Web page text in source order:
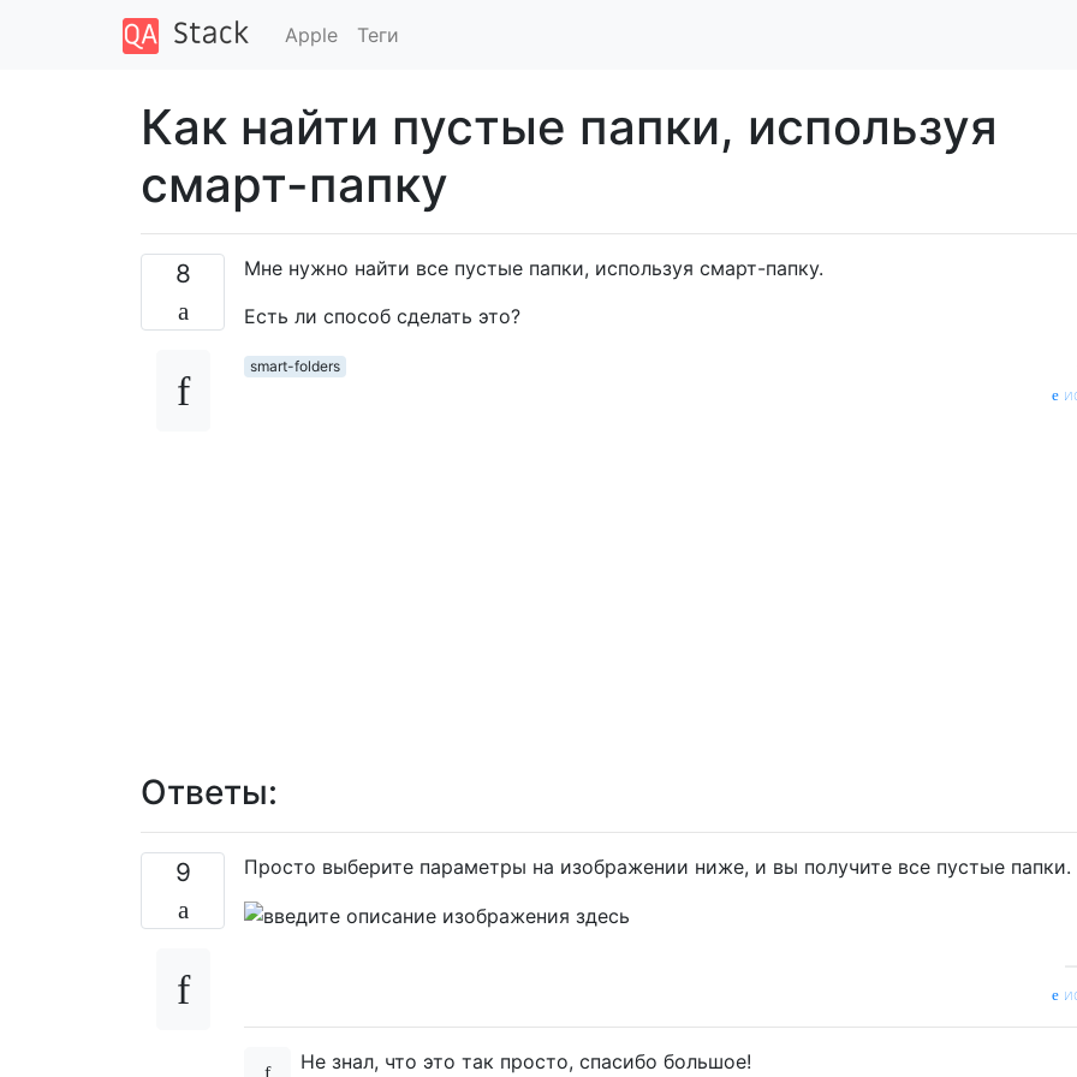
Apple Теги
Как найти пустые папки, используя
смарт-папку
8
Мне нужно найти все пустые папки, используя смарт-папку.
Есть ли способ сделать это?
smart-folders
Ответы:
9 Просто выберите параметры на изображении ниже, и вы получите все пустые папки.
Не знал, что это так просто, спасибо большое!